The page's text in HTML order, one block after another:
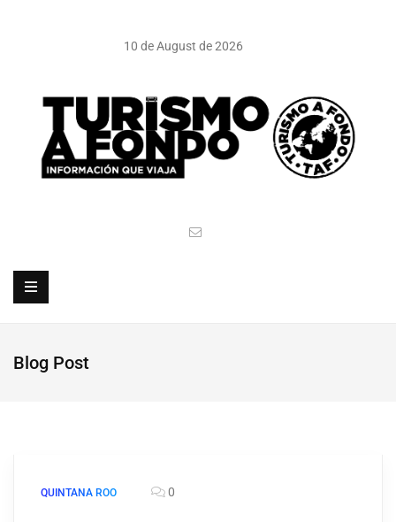
10 de August de 2026
Blog Post
QUINTANA ROO 0